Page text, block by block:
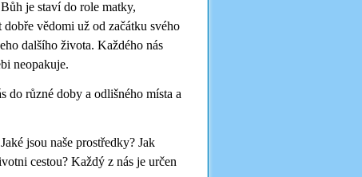
je staví do role matky,
vědomi už od začátku svého
dalšího života. Každého nás
neopakuje.
do různé doby a odlišného místa a
jsou naše prostředky? Jak
cestou? Každý z nás je určen